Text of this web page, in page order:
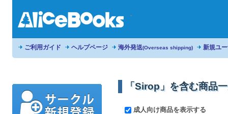
ご利用ガイド ヘルプページ 海外発送(Overseas shipping) 新規ユ
「Sirop」を含む商品
成人向け商品を表示する